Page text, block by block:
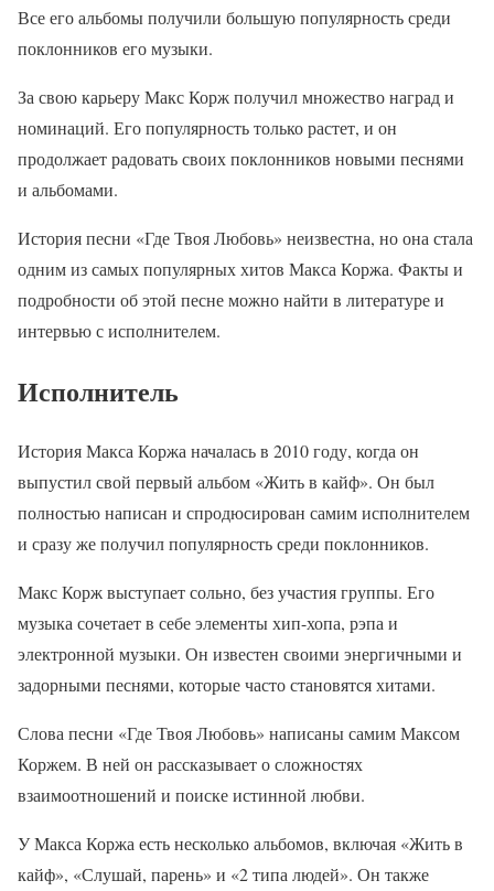
Все его альбомы получили большую популярность среди
поклонников его музыки.
За свою карьеру Макс Корж получил множество наград и
номинаций. Его популярность только растет, и он
продолжает радовать своих поклонников новыми песнями
и альбомами.
История песни «Где Твоя Любовь» неизвестна, но она стала
одним из самых популярных хитов Макса Коржа. Факты и
подробности об этой песне можно найти в литературе и
интервью с исполнителем.
Исполнитель
История Макса Коржа началась в 2010 году, когда он
выпустил свой первый альбом «Жить в кайф». Он был
полностью написан и спродюсирован самим исполнителем
и сразу же получил популярность среди поклонников.
Макс Корж выступает сольно, без участия группы. Его
музыка сочетает в себе элементы хип-хопа, рэпа и
электронной музыки. Он известен своими энергичными и
задорными песнями, которые часто становятся хитами.
Слова песни «Где Твоя Любовь» написаны самим Максом
Коржем. В ней он рассказывает о сложностях
взаимоотношений и поиске истинной любви.
У Макса Коржа есть несколько альбомов, включая «Жить в
кайф», «Слушай, парень» и «2 типа людей». Он также